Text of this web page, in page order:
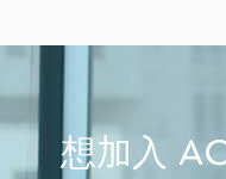
想加入